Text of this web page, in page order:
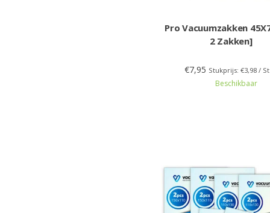
Pro Vacuumzakken
2 Zakken]
€7,95 Stukprijs: €3,98 /
Beschikbaar